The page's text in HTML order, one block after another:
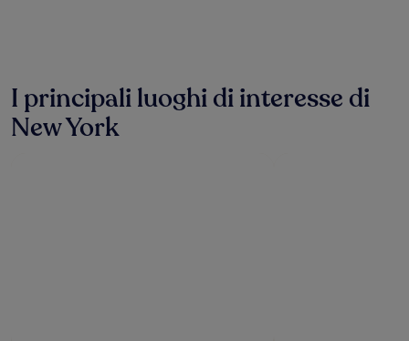
un
soggiorno
di
1
I principali luoghi di interesse di
New York